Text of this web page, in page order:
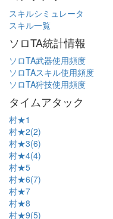
スキルシミュレータ
スキル一覧
ソロTA統計情報
ソロTA武器使用頻度
ソロTAスキル使用頻度
ソロTA狩技使用頻度
タイムアタック
村★1
村★2(2)
村★3(6)
村★4(4)
村★5
村★6(7)
村★7
村★8
村★9(5)